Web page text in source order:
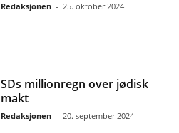
Redaksjonen - 25. oktober 2024
SDs millionregn over jødisk
makt
Redaksjonen - 20. september 2024